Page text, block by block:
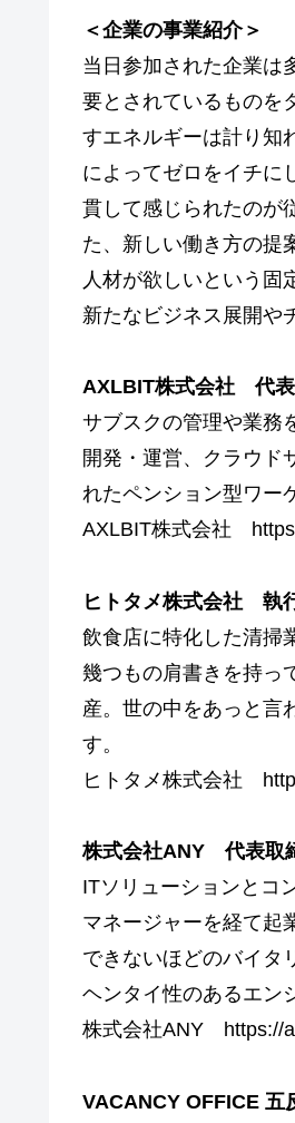
＜企業の事業紹介＞
当日参加された企業は
要とされているものを
すエネルギーは計り知
によってゼロをイチに
貫して感じられたのが
た、新しい働き方の提
人材が欲しいという固
新たなビジネス展開や
AXLBIT株式会社 代表
サブスクの管理や業務
開発・運営、クラウド
れたペンション型ワー
AXLBIT株式会社
ヒトタメ株式会社 執
飲食店に特化した清掃
幾つもの肩書きを持っ
産。世の中をあっと言
す。
ヒトタメ株式会社
株式会社ANY 代表取
ITソリューションとコ
マネージャーを経て起
できないほどのバイタ
ヘンタイ性のあるエン
株式会社ANY https://
VACANCY OFFICE